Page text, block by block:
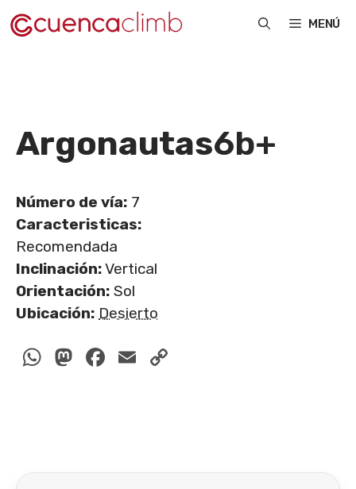
Saltar
al
MENÚ
Argonautas6b+
Número de vía: 7
Caracteristicas:
Recomendada
Inclinación:Vertical
Orientación: Sol
Ubicación: Desierto
WhatsApp
Mastodon
Facebook
Email